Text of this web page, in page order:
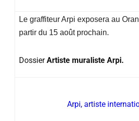
Le graffiteur Arpi exposera au
partir du 15 août prochain.
DossierArtiste muraliste Arpi.
Arpi, artiste